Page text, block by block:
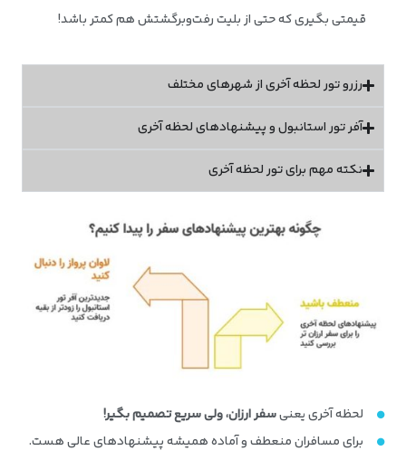
قیمتی بگیری که حتی از بلیت رفت‌وبرگشتش هم کمتر باشد!
رزرو تور لحظه آخری از شهرهای مختلف
آفر تور استانبول و پیشنهادهای لحظه آخری
نکته مهم برای تور لحظه آخری
لحظه آخری یعنیسفر ارزان، ولی سریع تصمیم بگیر!
برای مسافران منعطف و آماده همیشه پیشنهادهای عالی هست.